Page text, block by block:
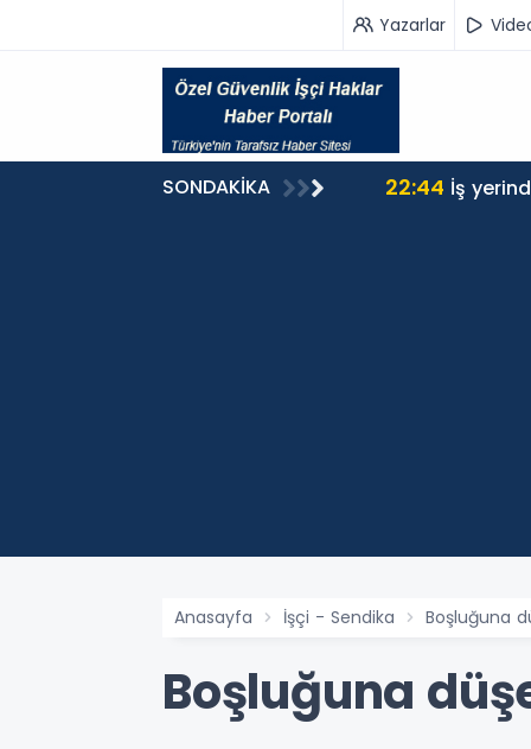
Yazarlar
SONDAKİKA 22:44 İş
Anasayfa İşçi - Sendika Boşluğuna
Boşluğuna